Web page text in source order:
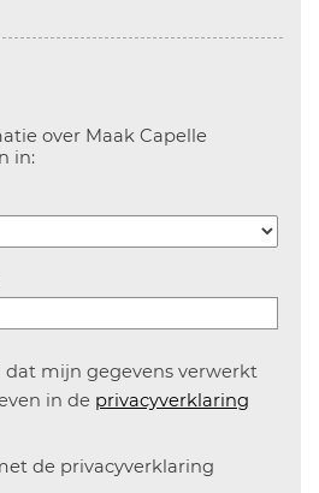
over Maak CapelleAanvinken
in:Aanvinken om informatie over
dat mijn gegevens verwerkt
in de privacyverklaring
de privacyverklaring